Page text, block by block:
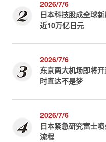
2026/7/6
日本科技股成全球
近10万亿日元
2026/7/6
东京两大机场即将
时直达不是梦
2026/7/6
日本紧急研究富士
流程